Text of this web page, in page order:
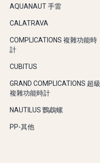
AQUANAUT 手雷
CALATRAVA
COMPLICATIONS 複雜功能時
計
CUBITUS
GRAND COMPLICATIONS 超級
複雜功能時計
NAUTILUS 鸚鵡螺
PP-其他